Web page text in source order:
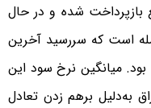
و سر موقع بازپرداخت شده و در حال
قابل معامله است که سررسید آخرین
خواهد بود. میانگین نرخ سود این
به‌دلیل برهم زدن تعادل